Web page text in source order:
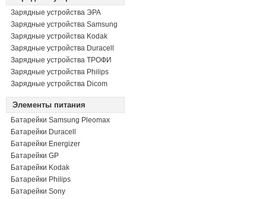
Зарядные устройства ЭРА
Зарядные устройства Samsung
Зарядные устройства Kodak
Зарядные устройства Duracell
Зарядные устройства ТРОФИ
Зарядные устройства Philips
Зарядные устройства Dicom
Элементы питания
Батарейки Samsung Pleomax
Батарейки Duracell
Батарейки Energizer
Батарейки GP
Батарейки Kodak
Батарейки Philips
Батарейки Sony